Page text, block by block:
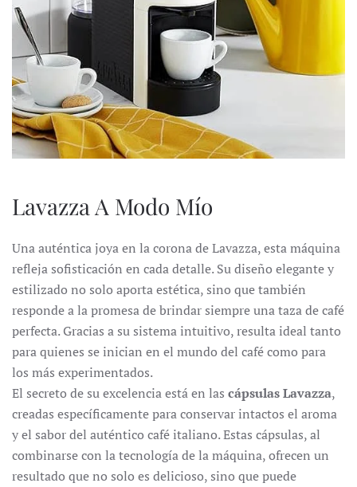
Lavazza A Modo Mío
Una auténtica joya en la corona de Lavazza, esta máquina
refleja sofisticación en cada detalle. Su diseño elegante y
estilizado no solo aporta estética, sino que también
responde a la promesa de brindar siempre una taza de café
perfecta. Gracias a su sistema intuitivo, resulta ideal tanto
para quienes se inician en el mundo del café como para
los más experimentados.
El secreto de su excelencia está en las cápsulas Lavazza,
creadas específicamente para conservar intactos el aroma
y el sabor del auténtico café italiano. Estas cápsulas, al
combinarse con la tecnología de la máquina, ofrecen un
resultado que no solo es delicioso, sino que puede